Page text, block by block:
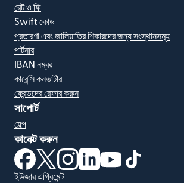
রেট ও ফি
Swift কোড
প্রতারণা এবং জালিয়াতির শিকারদের জন্য সংস্থানসমূহ
পার্টনার
IBAN নম্বর
কারেন্সি কনভার্টার
ফ্রেন্ডদের রেফার করুন
সাপোর্ট
হেল্প
কানেক্ট করুন
(নতুন উইন্ডোতে খুলবে)
(নতুন উইন্ডোতে খুলবে)
(নতুন উইন্ডোতে খুলবে)
(নতুন উইন্ডোতে খুলবে)
(নতুন উইন্ডোতে খুলবে)
ইউজার এগ্রিমেন্ট